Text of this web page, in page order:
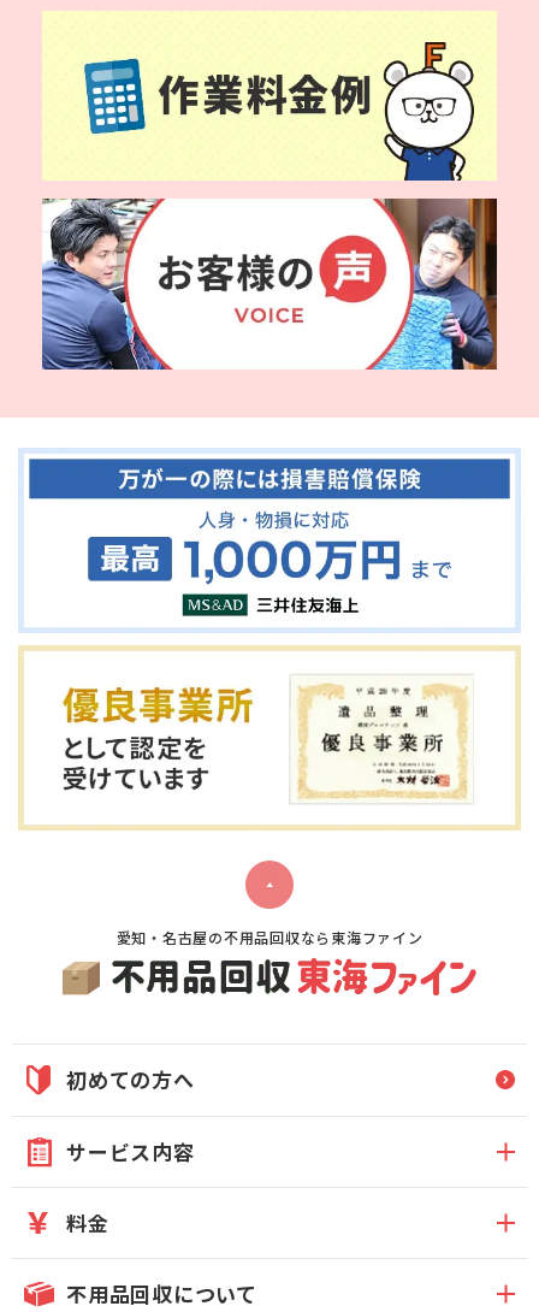
愛知・名古屋の不用品回収なら東海ファイン
初めての方へ
サービス内容
料金
不用品回収について